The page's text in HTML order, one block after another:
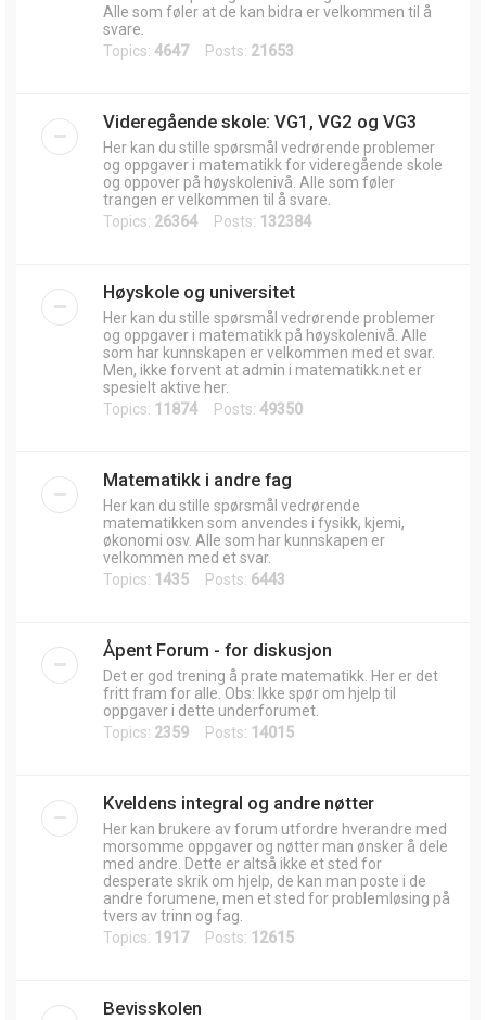
Alle som føler at de kan bidra er velkommen til å
svare.
Topics: 4647Posts: 21653
Videregående skole: VG1, VG2 og VG3
Her kan du stille spørsmål vedrørende problemer
og oppgaver i matematikk for videregående skole
og oppover på høyskolenivå. Alle som føler
trangen er velkommen til å svare.
Topics: 26364 Posts: 132384
Høyskole og universitet
Her kan du stille spørsmål vedrørende problemer
og oppgaver i matematikk på høyskolenivå. Alle
som har kunnskapen er velkommen med et svar.
Men, ikke forvent at admin i matematikk.net er
spesielt aktive her.
Topics: 11874 Posts: 49350
Matematikk i andre fag
Her kan du stille spørsmål vedrørende
matematikken som anvendes i fysikk, kjemi,
økonomi osv. Alle som har kunnskapen er
velkommen med et svar.
Topics: 1435 Posts: 6443
Åpent Forum - for diskusjon
Det er god trening å prate matematikk. Her er det
fritt fram for alle. Obs: Ikke spør om hjelp til
oppgaver i dette underforumet.
Topics: 2359 Posts: 14015
Kveldens integral og andre nøtter
Her kan brukere av forum utfordre hverandre med
morsomme oppgaver og nøtter man ønsker å dele
med andre. Dette er altså ikke et sted for
desperate skrik om hjelp, de kan man poste i de
andre forumene, men et sted for problemløsing på
tvers av trinn og fag.
Topics: 1917Posts: 12615
Bevisskolen